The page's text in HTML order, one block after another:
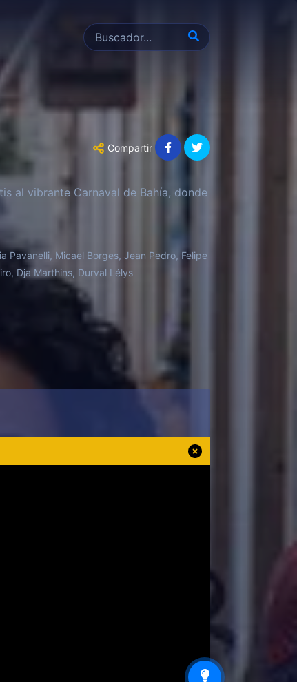
Compartir
al vibrante Carnaval de Bahía, donde
Pavanelli, Micael Borges, Jean Pedro, Felipe
Dja Marthins, Durval Lélys